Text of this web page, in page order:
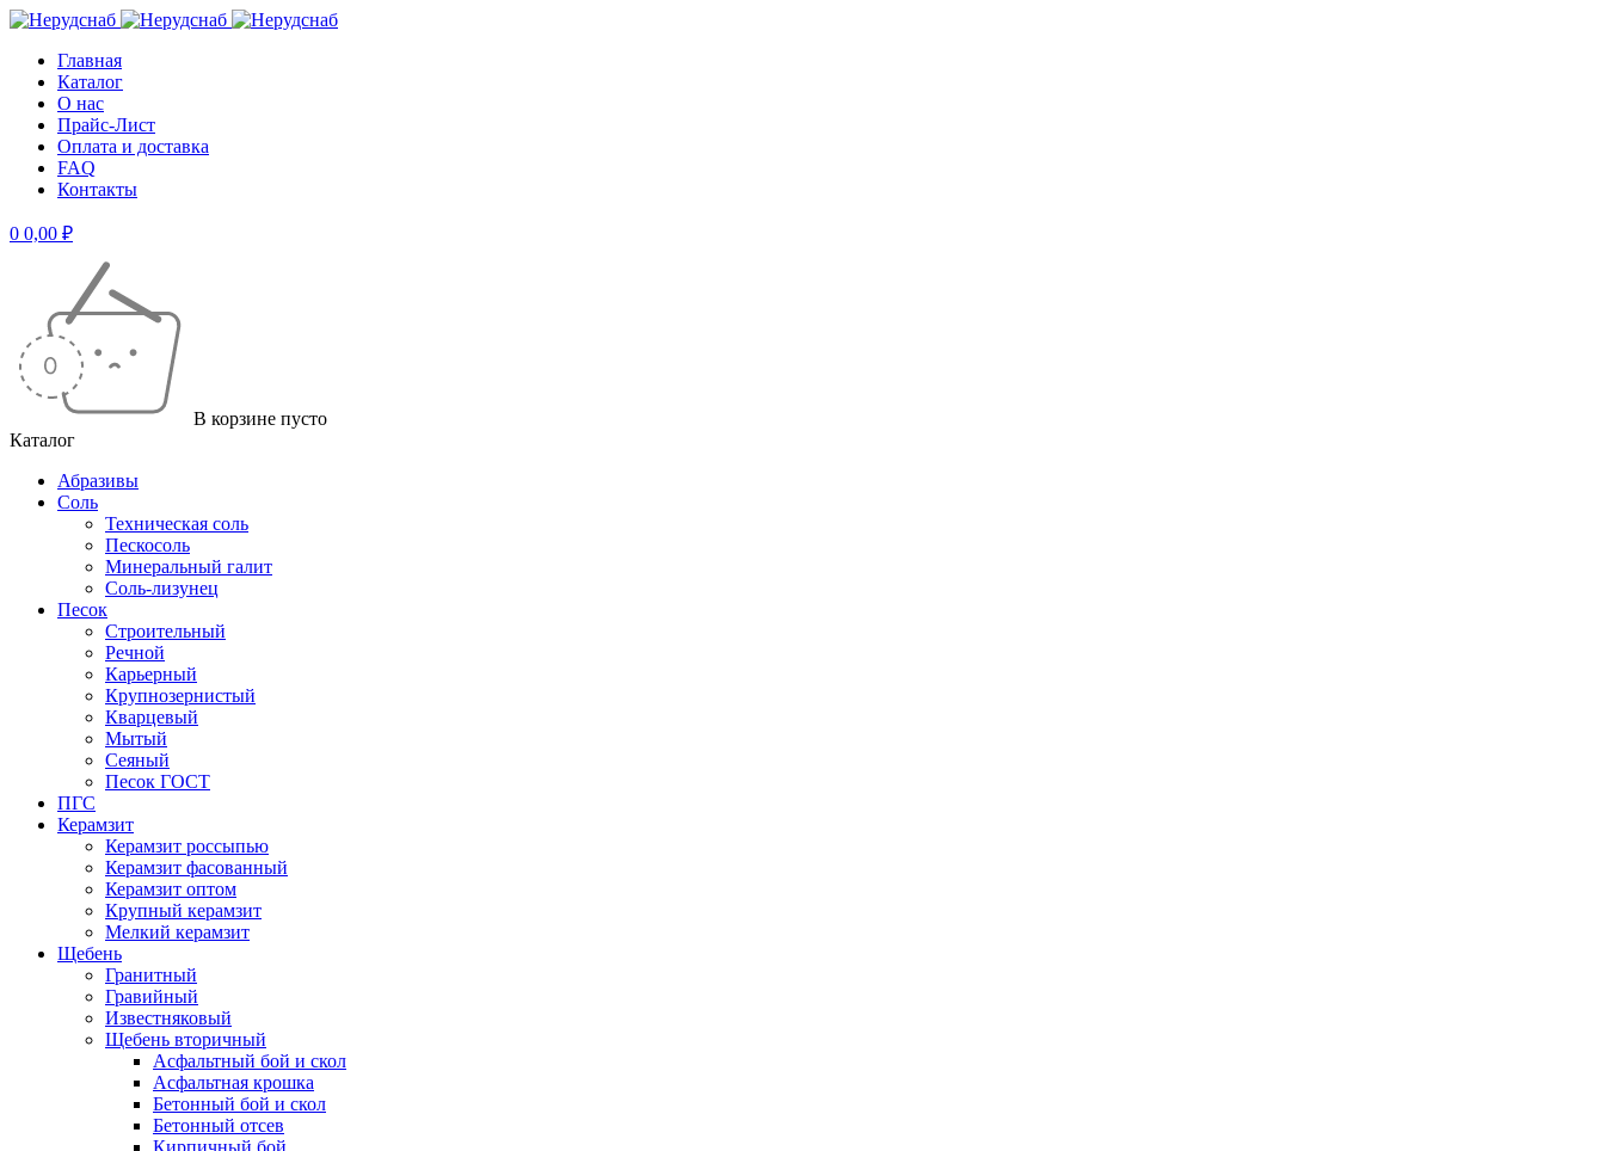
Главная
Каталог
О нас
Прайс-Лист
Оплата и доставка
FAQ
Контакты
0 0,00 ₽
В корзине пусто
Каталог
Абразивы
Соль
Техническая соль
Пескосоль
Минеральный галит
Соль-лизунец
Песок
Строительный
Речной
Карьерный
Крупнозернистый
Кварцевый
Мытый
Сеяный
Песок ГОСТ
ПГС
Керамзит
Керамзит россыпью
Керамзит фасованный
Керамзит оптом
Крупный керамзит
Мелкий керамзит
Щебень
Гранитный
Гравийный
Известняковый
Щебень вторичный
Асфальтный бой и скол
Асфальтная крошка
Бетонный бой и скол
Бетонный отсев
Кирпичный бой